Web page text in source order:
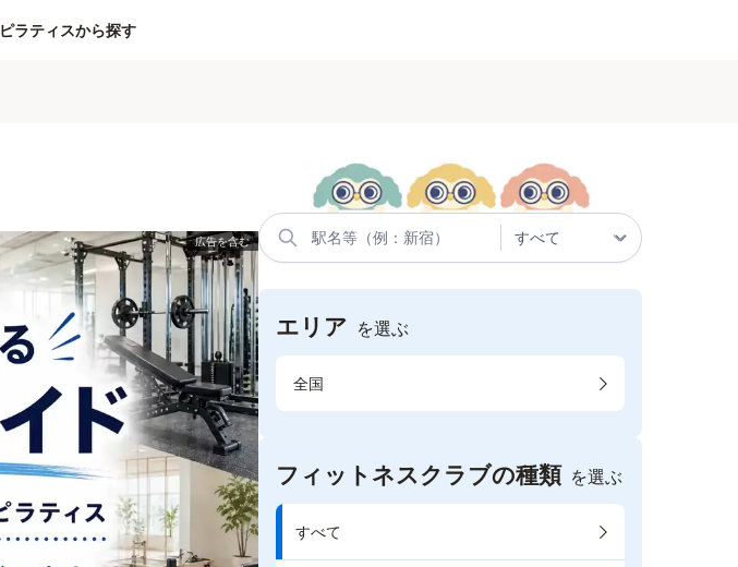
ピラティスから探す
エリア を選ぶ
全国
フィットネスクラブの種類 を選ぶ
すべて